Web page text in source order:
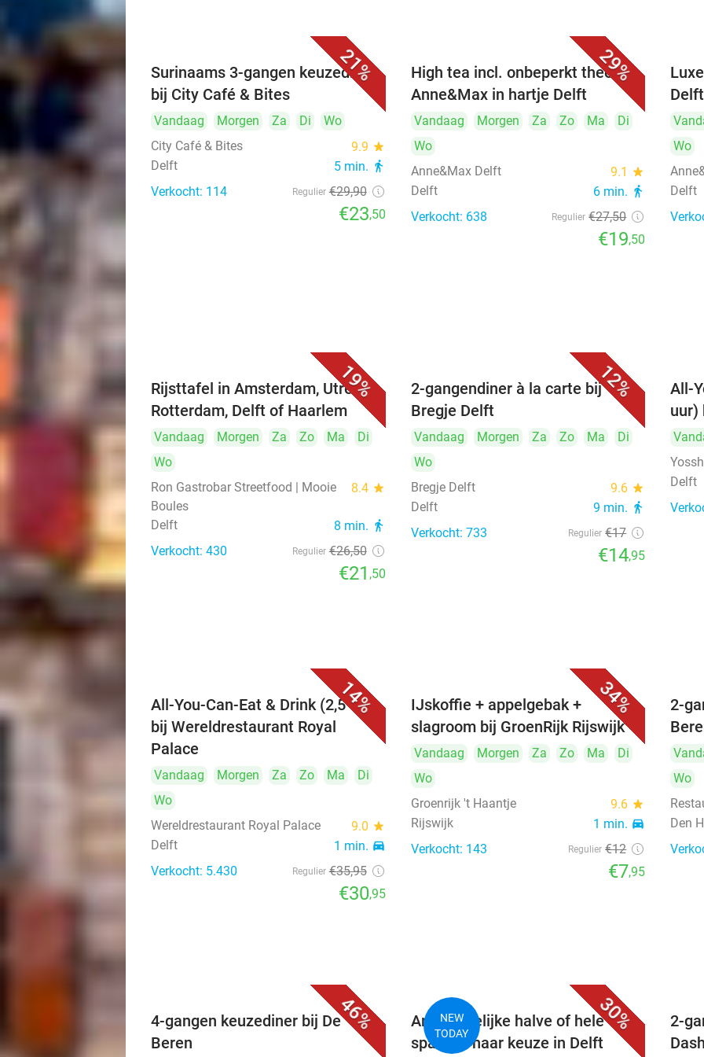
21%
Surinaams 3-gangen keuzediner
bij City Café & Bites
Vandaag Morgen Za Di
Wo
City Café & Bites
9.9 star
Delft 5 min. directions_walk
Verkocht: 114 Regulier €29,90
€23,50
29%
High tea incl. onbeperkt thee bij
Anne&Max in hartje Delft
Vandaag Morgen Za Zo Ma
Di
Wo
Anne&Max Delft
9.1 star
Delft 6 min. directions_walk
Verkocht: 638 Regulier €27,50
€19,50
Delft
Wo
Delft
19%
Rijsttafel in Amsterdam, Utrecht,
Rotterdam, Delft of Haarlem
Vandaag Morgen Za Zo Ma
Di
Wo
Ron Gastrobar Streetfood | Mooie
Boules
8.4 star
Delft 8 min. directions_walk
Verkocht: 430 Regulier €26,50
€21 ,50
12%
2-gangendiner à la carte bij
Bregje Delft
Vandaag Morgen Za Zo Ma
Di
Wo
Bregje Delft
9.6 star
Delft 9 min. directions_walk
Verkocht: 733 Regulier €17
€14,95
All-
uur)
Delft
14%
All-You-Can-Eat & Drink (2,5 uur)
bij Wereldrestaurant Royal
Palace
Vandaag Morgen Za Zo Ma
Di
Wo
Wereldrestaurant Royal Palace
9.0 star
Delft 1 min. directions_car
Verkocht: 5.430 Regulier €35,95
€30,95
34%
IJskoffie + appelgebak +
slagroom bij GroenRijk Rijswijk
Vandaag Morgen Za Zo Ma
Di
Wo
Groenrijk 't Haantje
9.6 star
Rijswijk 1 min. directions_car
Verkocht: 143 Regulier €12
€7,95
2-
Wo
Den
46%
4-gangen keuzediner bij De
Beren
30%
NEW
TODAY
Ambachtelijke halve of hele
sparerib naar keuze in Delft
2-